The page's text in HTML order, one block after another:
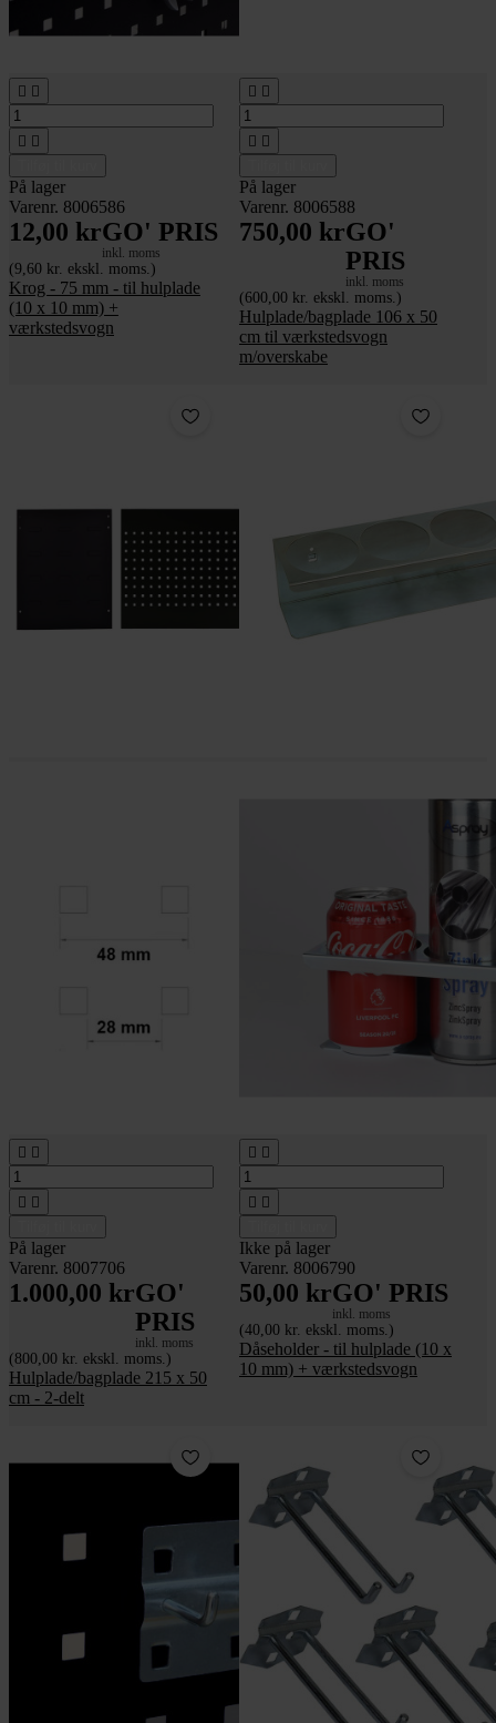
 
 
På lager
Varenr. 8006586
12,00 krGO' PRIS
inkl. moms
(9,60 kr. ekskl. moms.)
Krog - 75 mm - til hulplade
(10 x 10 mm) +
værkstedsvogn
 
 
På lager
Varenr. 8006588
750,00 krGO'
PRIS
inkl. moms
(600,00 kr. ekskl. moms.)
Hulplade/bagplade 106 x 50
cm til værkstedsvogn
m/overskabe
 
 
På lager
Varenr. 8007706
1.000,00 krGO'
PRIS
inkl. moms
(800,00 kr. ekskl. moms.)
Hulplade/bagplade 215 x 50
cm - 2-delt
 
 
Ikke på lager
Varenr. 8006790
50,00 krGO' PRIS
inkl. moms
(40,00 kr. ekskl. moms.)
Dåseholder - til hulplade (10 x
10 mm) + værkstedsvogn